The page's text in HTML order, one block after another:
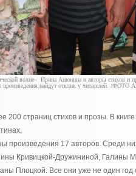
волне» Ирина Анюнина и авторы стихов и
произведения найдут отклик у читателей. /ФОТО
200 страниц стихов и прозы. В
произведения 17 авторов. Среди
Кривицкой-Дружининой, Галины
Плоцкой. Все они уже не один год